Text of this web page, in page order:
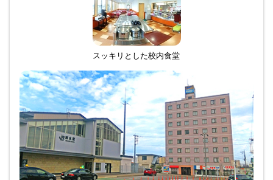
スッキリとした校内食堂